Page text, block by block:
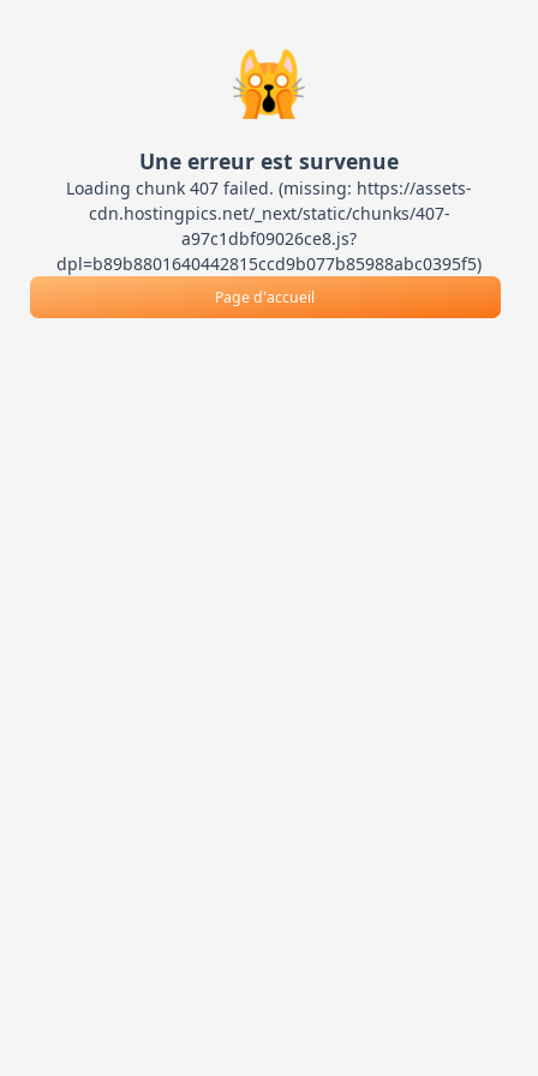
🙀
Une erreur est survenue
Loading chunk 407 failed. (missing: https://assets-
cdn.hostingpics.net/_next/static/chunks/407-
a97c1dbf09026ce8.js?
dpl=b89b8801640442815ccd9b077b85988abc0395f5)
Page d'accueil